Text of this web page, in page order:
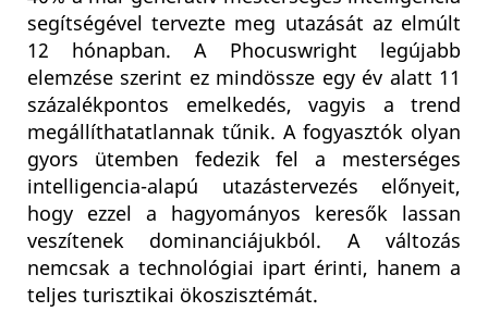
segítségével tervezte meg utazását az elmúlt
12 hónapban. A Phocuswright legújabb
elemzése szerint ez mindössze egy év alatt 11
százalékpontos emelkedés, vagyis a trend
megállíthatatlannak tűnik. A fogyasztók olyan
gyors ütemben fedezik fel a mesterséges
intelligencia-alapú utazástervezés előnyeit,
hogy ezzel a hagyományos keresők lassan
veszítenek dominanciájukból. A változás
nemcsak a technológiai ipart érinti, hanem a
teljes turisztikai ökoszisztémát.